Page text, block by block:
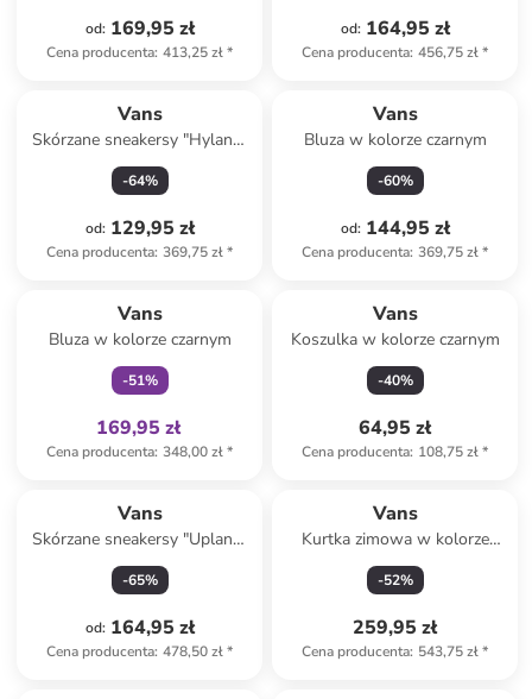
od: 169,95 zł
Cena producenta: 413,25 zł*
od: 164,95 zł
Cena producenta: 456,75 zł*
Vans
Skórzane sneakersy "Hylane"
w kolorze kremowo-czarnym
-64%
od: 129,95 zł
Cena producenta: 369,75 zł*
Vans
Bluza w kolorze czarnym
-60%
od: 144,95 zł
Cena producenta: 369,75 zł*
Vans
Bluza w kolorze czarnym
-51%
169,95 zł
Cena producenta: 348,00 zł*
Vans
Koszulka w kolorze czarnym
-40%
64,95 zł
Cena producenta: 108,75 zł*
Vans
Skórzane sneakersy "Upland"
w kolorze brązowym
-65%
od: 164,95 zł
Cena producenta: 478,50 zł*
Vans
Kurtka zimowa w kolorze
czarnym
-52%
259,95 zł
Cena producenta: 543,75 zł*